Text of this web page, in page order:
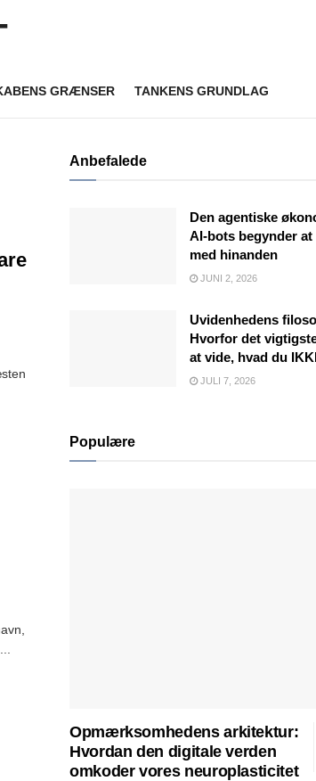
GRÆNSER TANKENS GRUNDLAG
Anbefalede
Den agentiske
AI-bots begynder at
med hinanden
JUNI 2, 2026
Uvidenhedens
Hvorfor det
at vide, hvad du
JULI 7, 2026
Populære
Opmærksomhedens arkitektur:
Hvordan den digitale verden
omkoder vores neuroplasticitet